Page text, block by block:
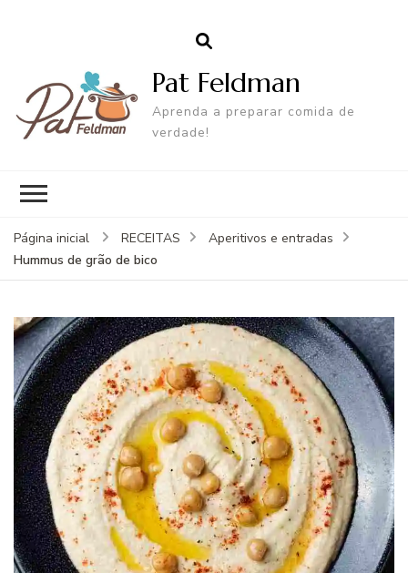
Pat Feldman
Aprenda a preparar comida de
verdade!
Página inicial RECEITAS
Aperitivos e entradas
Hummus de grão de bico